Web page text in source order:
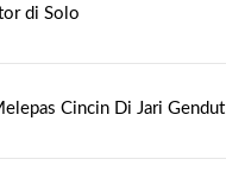
di Solo
Cincin Di Jari Gendut